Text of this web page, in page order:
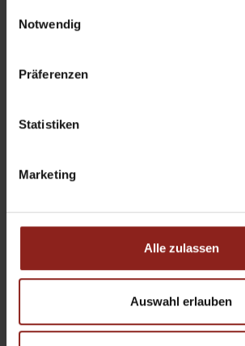
Notwendig
Präferenzen
Statistiken
Marketing
Alle zulassen
Auswahl erlauben